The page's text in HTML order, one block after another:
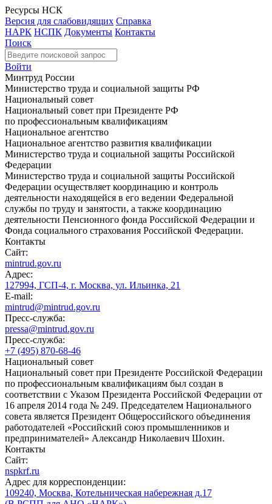
Ресурсы НСК
Версия для слабовидящих Справка
НАРК НСПК Документы Контакты
Поиск
Войти
Минтруд России
Министерство труда и социальной защиты РФ
Национальный совет
Национальный совет при Президенте РФ
по профессиональным квалификациям
Национальное агентство
Национальное агентство развития квалификации
Министерство труда и социальной защиты Российской
Федерации
Министерство труда и социальной защиты Российской
Федерации осуществляет координацию и контроль
деятельности находящейся в его ведении Федеральной
службы по труду и занятости, а также координацию
деятельности Пенсионного фонда Российской Федерации и
Фонда социального страхования Российской Федерации.
Контакты
Сайт:
mintrud.gov.ru
Адрес:
127994, ГСП-4, г. Москва, ул. Ильинка, 21
E-mail:
mintrud@mintrud.gov.ru
Пресс-служба:
pressa@mintrud.gov.ru
Пресс-служба:
+7 (495) 870-68-46
Национальный совет
Национальный совет при Президенте Российской Федерации
по профессиональным квалификациям был создан в
соответствии с Указом Президента Российской Федерации от
16 апреля 2014 года № 249. Председателем Национального
совета является Президент Общероссийского объединения
работодателей «Российский союз промышленников и
предпринимателей» Александр Николаевич Шохин.
Контакты
Сайт:
nspkrf.ru
Адрес для корреспонденции:
109240, Москва, Котельническая набережная д.17